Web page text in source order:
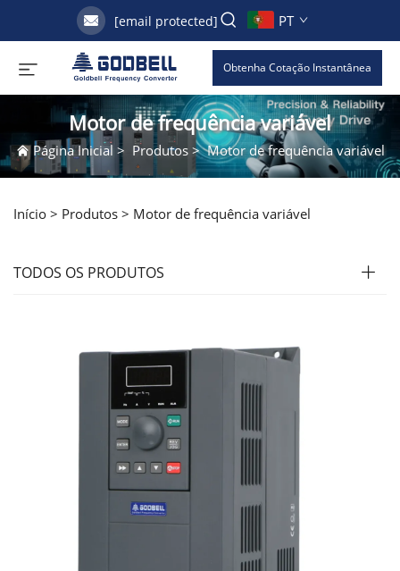
[email protected] PT
Obtenha Cotação Instantânea
Motor de frequência variável
Página Inicial> Produtos>Motor de frequência variável
Início > Produtos > Motor de frequência variável
TODOS OS PRODUTOS